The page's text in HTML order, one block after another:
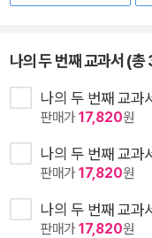
나의 두 번째 교과서 (총
나의 두 번째 교과
판매가17,820원
나의 두 번째 교과
판매가17,820원
나의 두 번째 교과
판매가17,820원